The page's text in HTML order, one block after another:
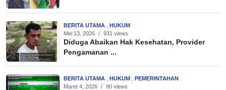
BERITA UTAMA
HUKUM
Mei 13, 2026 / 931 views
Diduga Abaikan Hak Kesehatan, Provider
Pengamanan ...
BERITA UTAMA HUKUM
PEMERINTAHAN
Maret 4, 2026 / 90 views